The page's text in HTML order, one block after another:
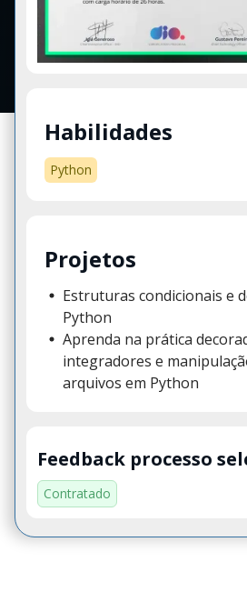
Habilidades
Python
Projetos
Estruturas condicionais e
Python
Aprenda na prática
integradores e
arquivos em Python
Feedback processo
Contratado